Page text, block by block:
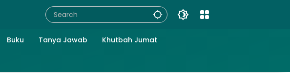
Buku Tanya Jawab Khutbah Jumat